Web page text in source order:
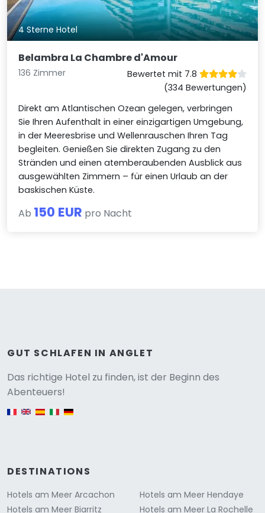
4 Sterne Hotel
Belambra La Chambre d'Amour
136 Zimmer
Bewertet mit 7.8
(334 Bewertungen)
Direkt am Atlantischen Ozean gelegen, verbringen
Sie Ihren Aufenthalt in einer einzigartigen Umgebung,
in der Meeresbrise und Wellenrauschen Ihren Tag
begleiten. Genießen Sie direkten Zugang zu den
Stränden und einen atemberaubenden Ausblick aus
ausgewählten Zimmern – für einen Urlaub an der
baskischen Küste.
Ab 150 EUR pro Nacht
GUT SCHLAFEN IN ANGLET
Das richtige Hotel zu finden, ist der Beginn des
Abenteuers!
DESTINATIONS
Hotels am Meer Arcachon
Hotels am Meer Biarritz
Hotels am Meer Hendaye
Hotels am Meer La Rochelle